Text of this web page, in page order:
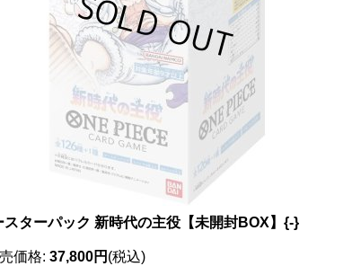
スターパック 新時代の主役【未開封BOX】{-}
価格: 37,800円 (税込)